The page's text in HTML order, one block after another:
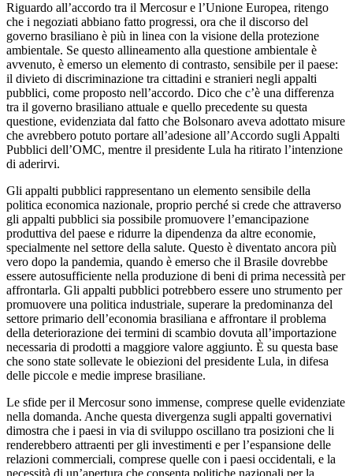
Riguardo all’accordo tra il Mercosur e l’Unione Europea, ritengo
che i negoziati abbiano fatto progressi, ora che il discorso del
governo brasiliano è più in linea con la visione della protezione
ambientale. Se questo allineamento alla questione ambientale è
avvenuto, è emerso un elemento di contrasto, sensibile per il paese:
il divieto di discriminazione tra cittadini e stranieri negli appalti
pubblici, come proposto nell’accordo. Dico che c’è una differenza
tra il governo brasiliano attuale e quello precedente su questa
questione, evidenziata dal fatto che Bolsonaro aveva adottato misure
che avrebbero potuto portare all’adesione all’Accordo sugli Appalti
Pubblici dell’OMC, mentre il presidente Lula ha ritirato l’intenzione
di aderirvi.
Gli appalti pubblici rappresentano un elemento sensibile della
politica economica nazionale, proprio perché si crede che attraverso
gli appalti pubblici sia possibile promuovere l’emancipazione
produttiva del paese e ridurre la dipendenza da altre economie,
specialmente nel settore della salute. Questo è diventato ancora più
vero dopo la pandemia, quando è emerso che il Brasile dovrebbe
essere autosufficiente nella produzione di beni di prima necessità per
affrontarla. Gli appalti pubblici potrebbero essere uno strumento per
promuovere una politica industriale, superare la predominanza del
settore primario dell’economia brasiliana e affrontare il problema
della deteriorazione dei termini di scambio dovuta all’importazione
necessaria di prodotti a maggiore valore aggiunto. È su questa base
che sono state sollevate le obiezioni del presidente Lula, in difesa
delle piccole e medie imprese brasiliane.
Le sfide per il Mercosur sono immense, comprese quelle evidenziate
nella domanda. Anche questa divergenza sugli appalti governativi
dimostra che i paesi in via di sviluppo oscillano tra posizioni che li
renderebbero attraenti per gli investimenti e per l’espansione delle
relazioni commerciali, comprese quelle con i paesi occidentali, e la